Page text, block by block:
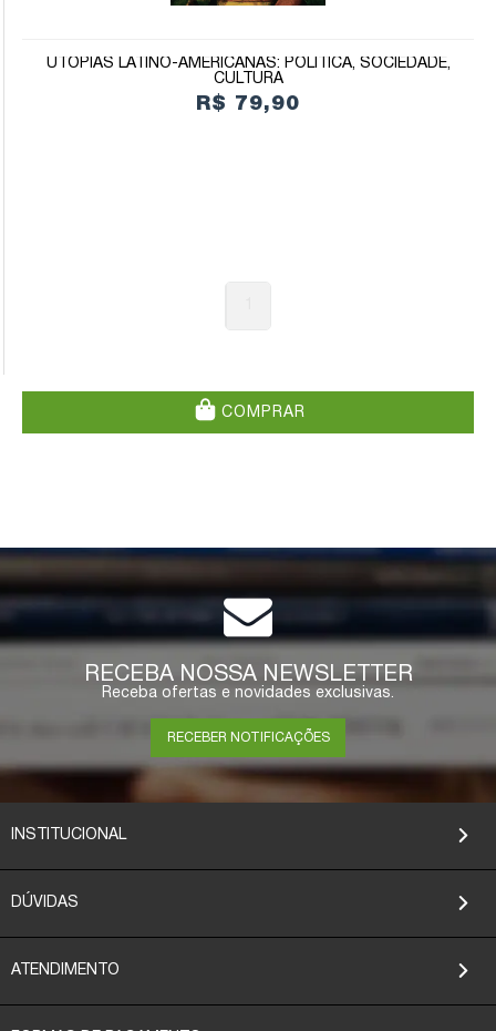
UTOPIAS LATINO-AMERICANAS: POLÍTICA, SOCIEDADE,
CULTURA
R$ 79,90
COMPRAR
RECEBA NOSSA NEWSLETTER
Receba ofertas e novidades exclusivas.
RECEBER NOTIFICAÇÕES
INSTITUCIONAL
DÚVIDAS
ATENDIMENTO